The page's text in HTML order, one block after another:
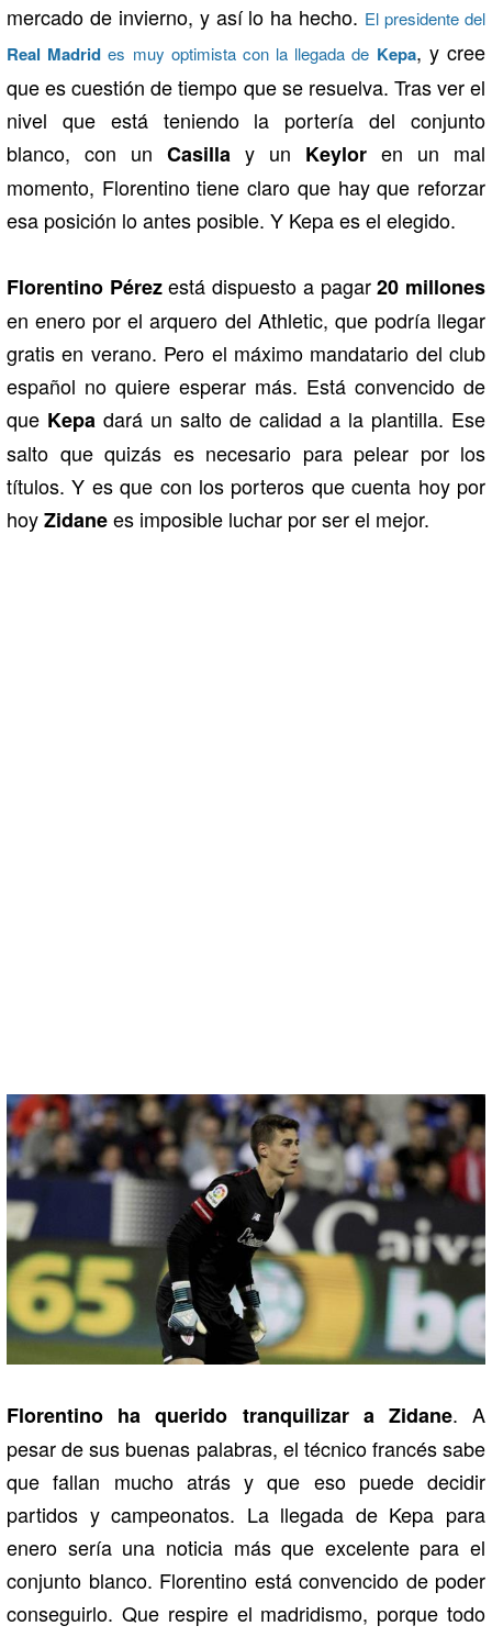
mercado de invierno, y así lo ha hecho. El presidente del
Real Madrid es muy optimista con la llegada de Kepa, y cree
que es cuestión de tiempo que se resuelva. Tras ver el
nivel que está teniendo la portería del conjunto
blanco, con un Casilla y un Keylor en un mal
momento, Florentino tiene claro que hay que reforzar
esa posición lo antes posible. Y Kepa es el elegido.
Florentino Pérezestá dispuesto a pagar20 millones
en enero por el arquero del Athletic, que podría llegar
gratis en verano. Pero el máximo mandatario del club
español no quiere esperar más. Está convencido de
que Kepa dará un salto de calidad a la plantilla. Ese
salto que quizás es necesario para pelear por los
títulos. Y es que con los porteros que cuenta hoy por
hoyZidanees imposible luchar por ser el mejor.
Florentino ha querido tranquilizar a Zidane. A
pesar de sus buenas palabras, el técnico francés sabe
que fallan mucho atrás y que eso puede decidir
partidos y campeonatos. La llegada de Kepa para
enero sería una noticia más que excelente para el
conjunto blanco. Florentino está convencido de poder
conseguirlo. Que respire el madridismo, porque todo